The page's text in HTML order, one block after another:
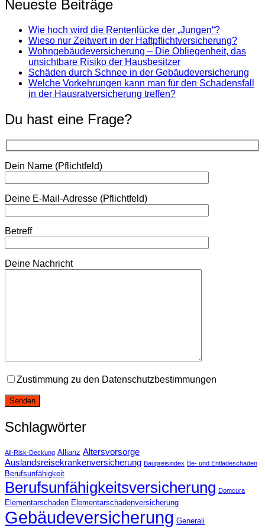
Neueste Beiträge
Wie hoch wird die Rentenlücke der „Jungen“?
Wieso nur Zeitwert in der Haftpflichtversicherung?
Wohngebäudeversicherung – Die Obliegenheit, das
unsichtbare Risiko der Hausbesitzer
Schäden durch Schnee in der Gebäudeversicherung
Welche Vorkehrungen kann man für den Schadensfall
in der Hausratversicherung treffen?
Du hast eine Frage?
Dein Name (Pflichtfeld)
Deine E-Mail-Adresse (Pflichtfeld)
Betreff
Deine Nachricht
Zustimmung zu den Datenschutzbestimmungen
Schlagwörter
All-Risk-Deckung Allianz Altersvorsorge
Auslandsreisekrankenversicherung Baupreisindex Be- und Entladeschäden
Berufsunfähigkeit
Berufsunfähigkeitsversicherung Domcura
Elementarschaden Elementarschadenversicherung
Gebäudeversicherung Generali